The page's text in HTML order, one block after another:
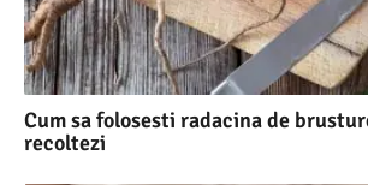
Cum sa folosesti radacina de
recoltezi